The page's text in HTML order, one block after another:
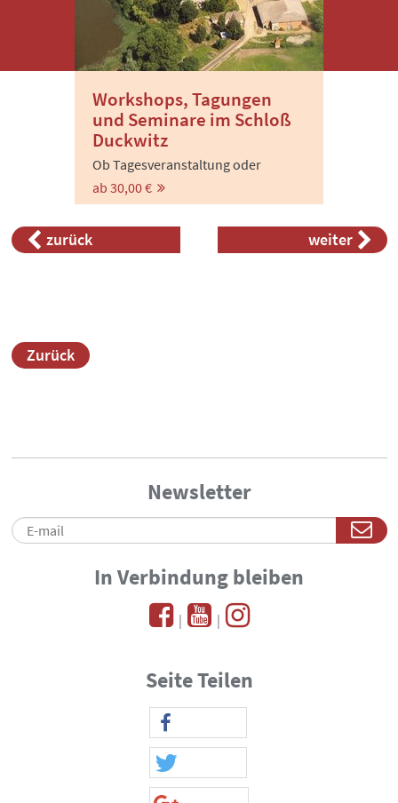
Workshops, Tagungen
und Seminare im Schloß
Duckwitz
Ob Tagesveranstaltung oder
mehrtägiges Seminar – Sie werden
sich hier sehr wohl fühlen.
ab 30,00 €
zurück weiter
Zurück
Newsletter
In Verbindung bleiben
| |
Seite Teilen